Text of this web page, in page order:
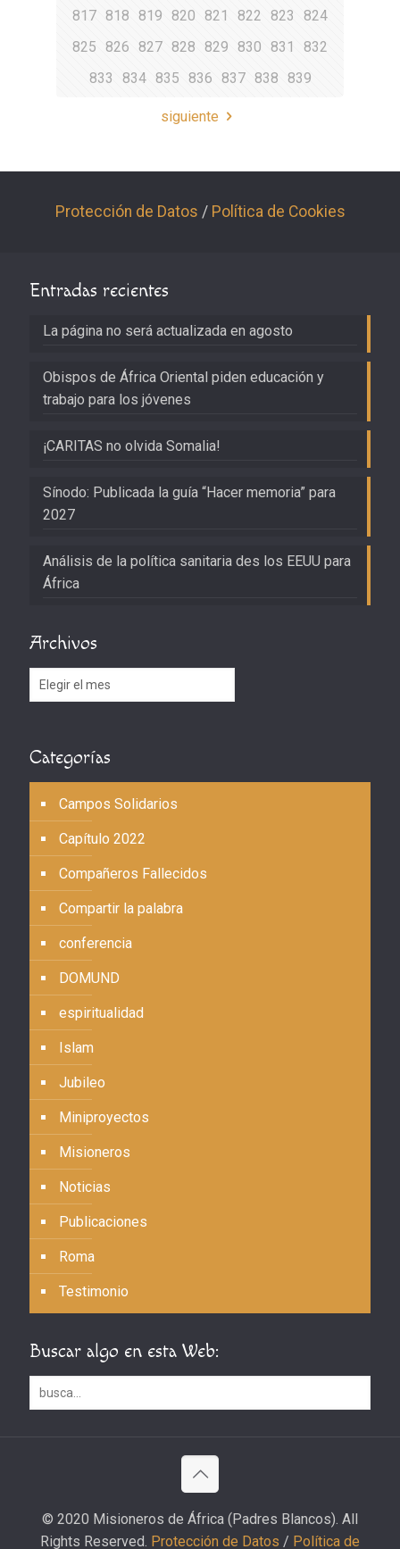
817 818 819 820 821 822 823
824
825
826 827 828 829 830 831
832
833
834 835 836 837 838 839
siguiente
Protección de Datos / Política de Cookies
Entradas recientes
La página no será actualizada en agosto
Obispos de África Oriental piden educación y
trabajo para los jóvenes
¡CARITAS no olvida Somalia!
Sínodo: Publicada la guía “Hacer memoria” para
2027
Análisis de la política sanitaria des los EEUU para
África
Archivos
Archivos
Categorías
Campos Solidarios
Capítulo 2022
Compañeros Fallecidos
Compartir la palabra
conferencia
DOMUND
espiritualidad
Islam
Jubileo
Miniproyectos
Misioneros
Noticias
Publicaciones
Roma
Testimonio
Buscar algo en esta Web:
© 2020 Misioneros de África (Padres Blancos). All
Rights Reserved. Protección de Datos / Política de